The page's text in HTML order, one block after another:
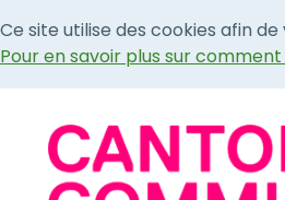
Ce site utilise des cookies afin
Pour en savoir plus sur